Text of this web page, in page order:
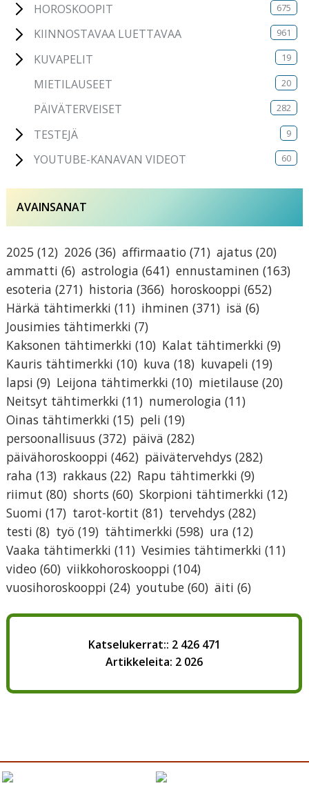
HOROSKOOPIT 675
KIINNOSTAVAA LUETTAVAA 961
KUVAPELIT 19
MIETILAUSEET 20
PÄIVÄTERVEISET 282
TESTEJÄ 9
YOUTUBE-KANAVAN VIDEOT 60
AVAINSANAT
2025 (12) 2026 (36) affirmaatio (71) ajatus (20)
ammatti (6) astrologia (641) ennustaminen (163)
esoteria (271) historia (366) horoskooppi (652)
Härkä tähtimerkki (11) ihminen (371) isä (6)
Jousimies tähtimerkki (7)
Kaksonen tähtimerkki (10) Kalat tähtimerkki (9)
Kauris tähtimerkki (10) kuva (18) kuvapeli (19)
lapsi (9) Leijona tähtimerkki (10) mietilause (20)
Neitsyt tähtimerkki (11) numerologia (11)
Oinas tähtimerkki (15) peli (19)
persoonallisuus (372) päivä (282)
päivähoroskooppi (462) päivätervehdys (282)
raha (13) rakkaus (22) Rapu tähtimerkki (9)
riimut (80) shorts (60) Skorpioni tähtimerkki (12)
Suomi (17) tarot-kortit (81) tervehdys (282)
testi (8) työ (19) tähtimerkki (598) ura (12)
Vaaka tähtimerkki (11) Vesimies tähtimerkki (11)
video (60) viikkohoroskooppi (104)
vuosihoroskooppi (24) youtube (60) äiti (6)
Katselukerrat:: 2 426 471
Artikkeleita: 2 026